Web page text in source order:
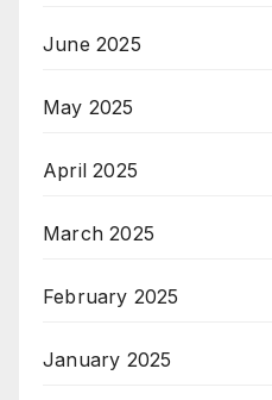
June 2025
May 2025
April 2025
March 2025
February 2025
January 2025